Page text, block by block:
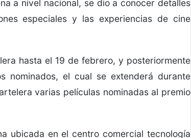
a nivel nacional, se dio a conocer detalles
especiales y las experiencias de cine
hasta el 19 de febrero, y posteriormente
nominados, el cual se extenderá durante
varias películas nominadas al premio
ubicada en el centro comercial tecnología